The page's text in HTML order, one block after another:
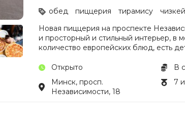
обед пиццерия тирамису
Новая пиццерия на проспекте
и просторный и стильный интерьер, в
количество европейских блюд, есть
Открыто
В
Минск, просп.
Независимости, 18
7